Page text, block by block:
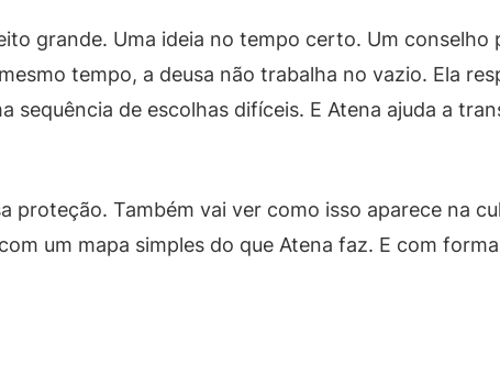
grande. Uma ideia no tempo certo. Um conselho
tempo, a deusa não trabalha no vazio. Ela
sequência de escolhas difíceis. E Atena ajuda a
proteção. Também vai ver como isso aparece na
um mapa simples do que Atena faz. E com